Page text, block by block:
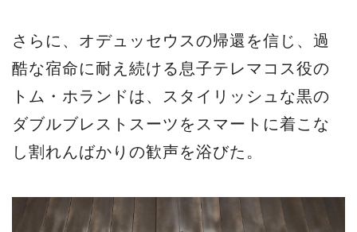
さらに、オデュッセウスの帰還を信じ、過
酷な宿命に耐え続ける息子テレマコス役の
トム・ホランドは、スタイリッシュな黒の
ダブルブレストスーツをスマートに着こな
し割れんばかりの歓声を浴びた。